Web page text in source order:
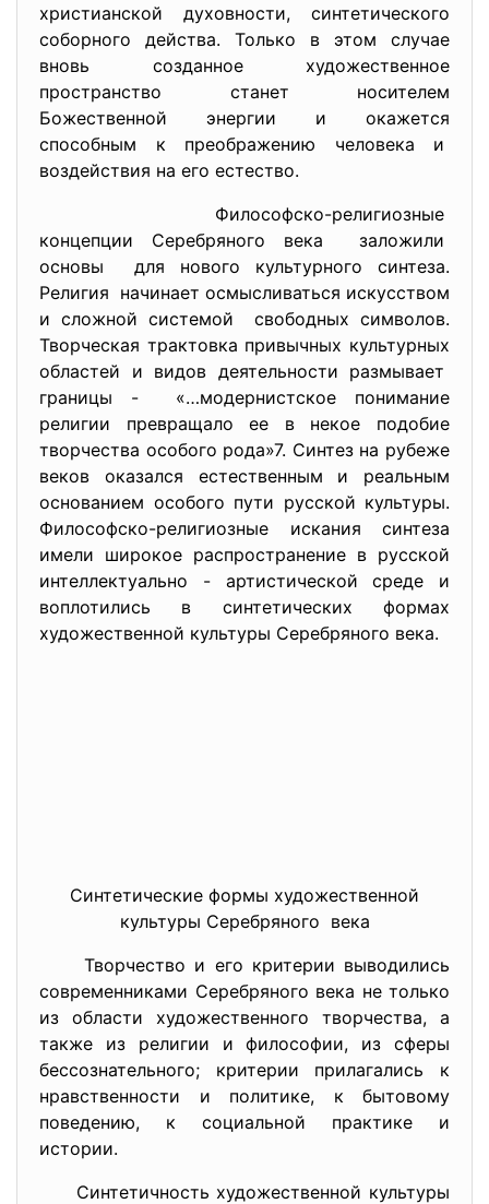
христианской духовности, синтетического
соборного действа. Только в этом случае
вновь созданное художественное
пространство станет носителем
Божественной энергии и окажется
способным к преображению человека и
воздействия на его естество.
Философско-религиозные
концепции Серебряного века заложили
основы для нового культурного синтеза.
Религия начинает осмысливаться искусством
и сложной системой свободных символов.
Творческая трактовка привычных культурных
областей и видов деятельности размывает
границы - «…модернистское понимание
религии превращало ее в некое подобие
творчества особого рода»7. Синтез на рубеже
веков оказался естественным и реальным
основанием особого пути русской культуры.
Философско-религиозные искания синтеза
имели широкое распространение в русской
интеллектуально - артистической среде и
воплотились в синтетических формах
художественной культуры Серебряного века.
Синтетические формы художественной
культуры Серебряного века
Творчество и его критерии выводились
современниками Серебряного века не только
из области художественного творчества, а
также из религии и философии, из сферы
бессознательного; критерии прилагались к
нравственности и политике, к бытовому
поведению, к социальной практике и
истории.
Синтетичность художественной культуры